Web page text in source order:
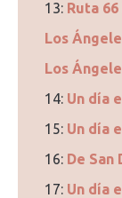
13: Ruta
Los
Los
14: Un día
15: Un día
16: De San
17: Un día